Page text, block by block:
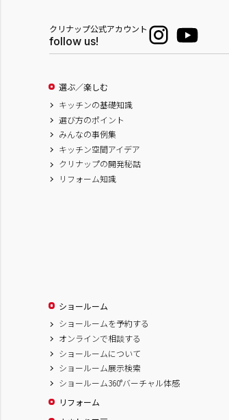
クリナップ公式アカウント
follow us!
選ぶ／楽しむ
キッチンの基礎知識
選び方のポイント
みんなの事例集
キッチン空間アイデア
クリナップの開発秘話
リフォーム知識
ショールーム
ショールームを予約する
オンラインで相談する
ショールームについて
ショールーム展示検索
ショールーム360°バーチャル体感
リフォーム